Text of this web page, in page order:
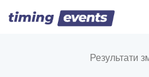
Результати